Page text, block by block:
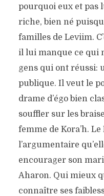
pourquoi eux et pas
riche, bien né
familles de Leviim.
il lui manque ce qui
gens qui ont réussi:
publique. Il veut le
drame d’égo bien
souffler sur les
femme de Kora’h.
l’argumentaire
encourager son
Aharon. Qui mieux
connaître ses